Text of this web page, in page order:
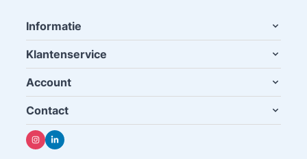
Informatie
Klantenservice
Account
Contact